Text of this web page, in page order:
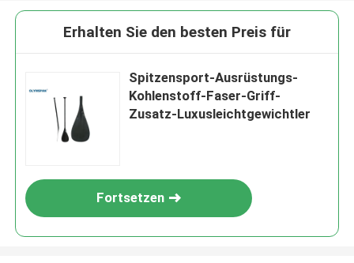
Erhalten Sie den besten Preis für
Spitzensport-Ausrüstungs-
Kohlenstoff-Faser-Griff-
Zusatz-Luxusleichtgewichtler
Fortsetzen